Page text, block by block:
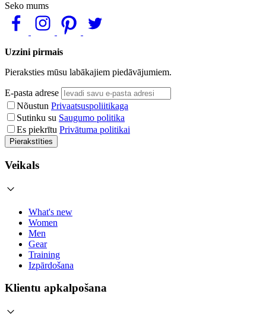
Seko mums
Uzzini pirmais
Pieraksties mūsu labākajiem piedāvājumiem.
E-pasta adrese
Nõustun Privaatsuspoliitikaga
Sutinku su Saugumo politika
Es piekrītu Privātuma politikai
Pierakstīties
Veikals
What's new
Women
Men
Gear
Training
Izpārdošana
Klientu apkalpošana